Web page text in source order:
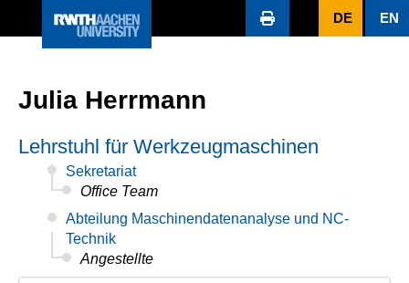
DE EN
Julia Herrmann
Lehrstuhl für Werkzeugmaschinen
Sekretariat
Office Team
Abteilung Maschinendatenanalyse und NC-
Technik
Angestellte